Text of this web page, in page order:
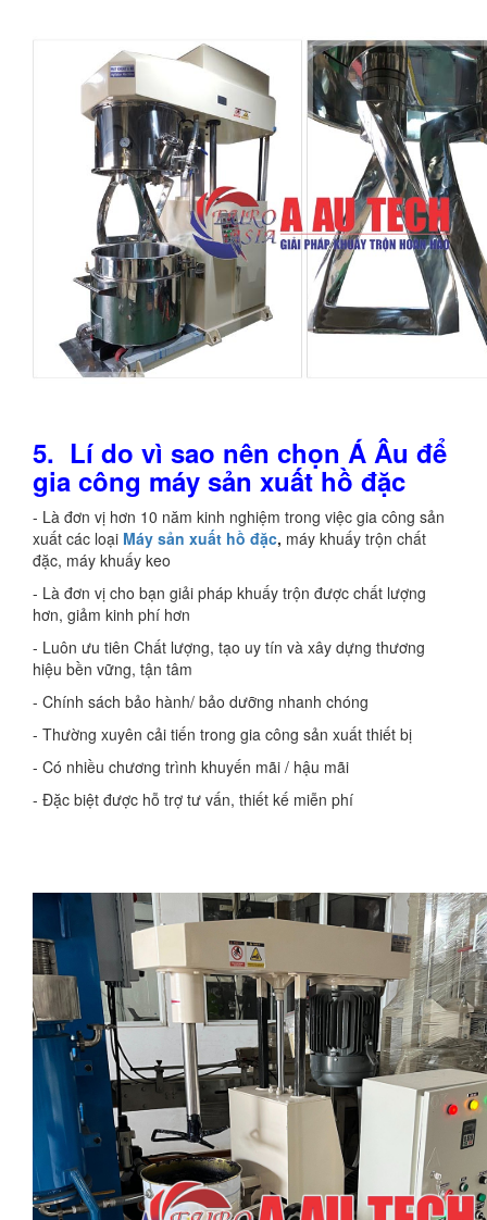
5. Lí do vì sao nên chọn Á Âu để
gia công máy sản xuất hồ đặc
- Là đơn vị hơn 10 năm kinh nghiệm trong việc gia công sản
xuất các loại Máy sản xuất hồ đặc, máy khuấy trộn chất
đặc, máy khuấy keo
- Là đơn vị cho bạn giải pháp khuấy trộn được chất lượng
hơn, giảm kinh phí hơn
- Luôn ưu tiên Chất lượng, tạo uy tín và xây dựng thương
hiệu bền vững, tận tâm
- Chính sách bảo hành/ bảo dưỡng nhanh chóng
- Thường xuyên cải tiến trong gia công sản xuất thiết bị
- Có nhiều chương trình khuyến mãi / hậu mãi
- Đặc biệt được hỗ trợ tư vấn, thiết kế miễn phí